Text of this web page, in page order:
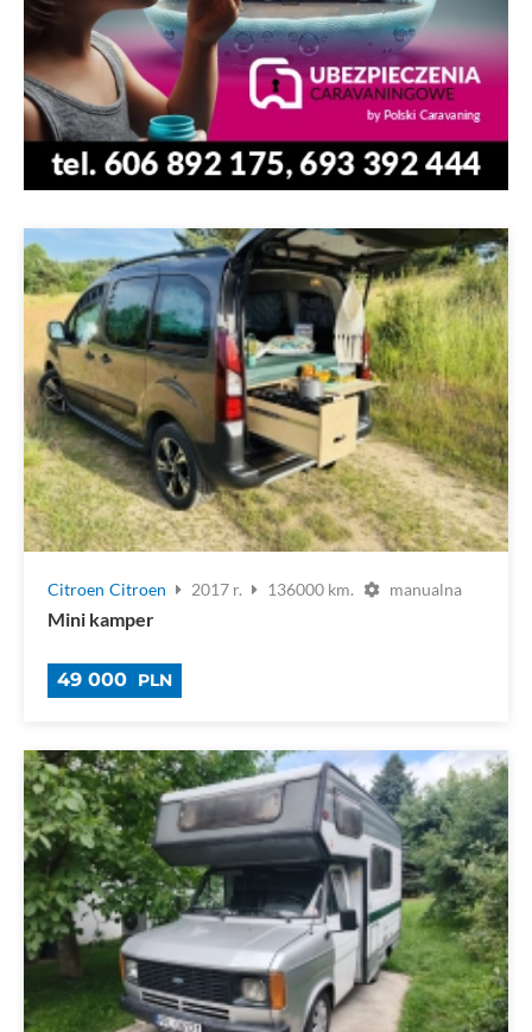
Citroen Citroen 2017 r. 136000 km. manualna
Mini kamper
49 000 PLN